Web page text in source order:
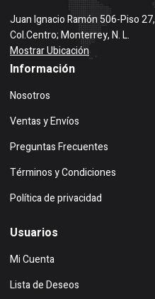
Juan Ignacio Ramón 506-Piso 27,
Col.Centro; Monterrey, N. L.
Mostrar Ubicación
Información
Nosotros
Ventas y Envíos
Preguntas Frecuentes
Términos y Condiciones
Política de privacidad
Usuarios
Mi Cuenta
Lista de Deseos